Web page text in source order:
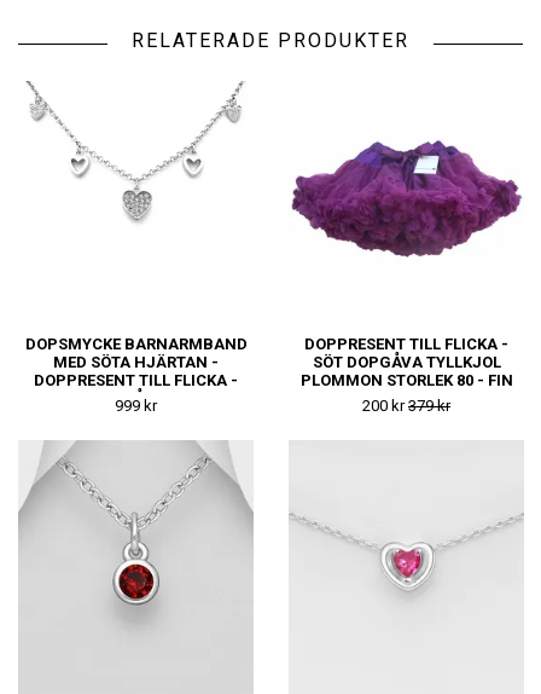
RELATERADE PRODUKTER
DOPSMYCKE BARNARMBAND
MED SÖTA HJÄRTAN -
DOPPRESENT TILL FLICKA -
FIN DOPGÅVA ELLER
NAMNGIVNINGSPRESENT
999 kr
DOPPRESENT TILL FLICKA -
SÖT DOPGÅVA TYLLKJOL
PLOMMON STORLEK 80 - FIN
NAMNGIVNINGSPRESENT
200 kr379 kr